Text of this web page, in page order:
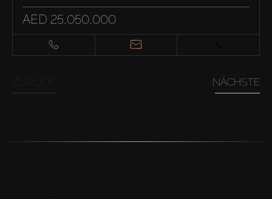
AED 25,050,000
NÄCHSTE